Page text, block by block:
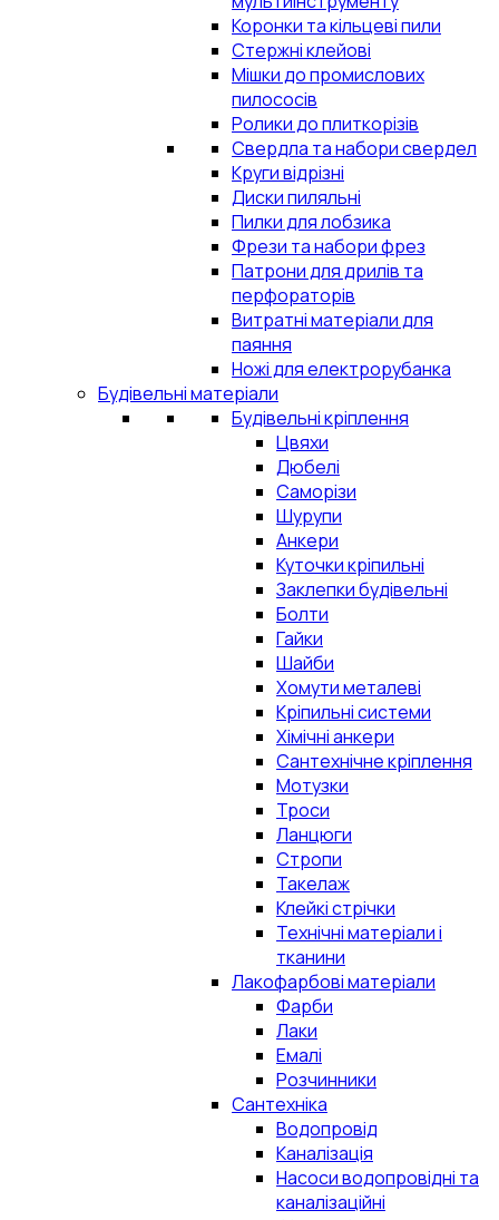
Коронки та кільцеві пили
Стержні клейові
Мішки до промислових
пилососів
Ролики до плиткорізів
Свердла та набори свердел
Круги відрізні
Диски пиляльні
Пилки для лобзика
Фрези та набори фрез
Патрони для дрилів та
перфораторів
Витратні матеріали для
паяння
Ножі для електрорубанка
Будівельні матеріали
Будівельні кріплення
Цвяхи
Дюбелі
Саморізи
Шурупи
Анкери
Куточки кріпильні
Заклепки будівельні
Болти
Гайки
Шайби
Хомути металеві
Кріпильні системи
Хімічні анкери
Сантехнічне кріплення
Мотузки
Троси
Ланцюги
Стропи
Такелаж
Клейкі стрічки
Технічні матеріали і
тканини
Лакофарбові матеріали
Фарби
Лаки
Емалі
Розчинники
Сантехніка
Водопровід
Каналізація
Насоси водопровідні та
каналізаційні